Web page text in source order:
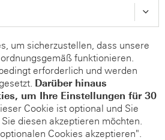
um sicherzustellen, dass unsere
funktionieren.
erforderlich und werden
Darüber hinaus
um Ihre Einstellungen für 30
Cookie ist optional und Sie
diesen akzeptieren möchten.
Cookies akzeptieren".